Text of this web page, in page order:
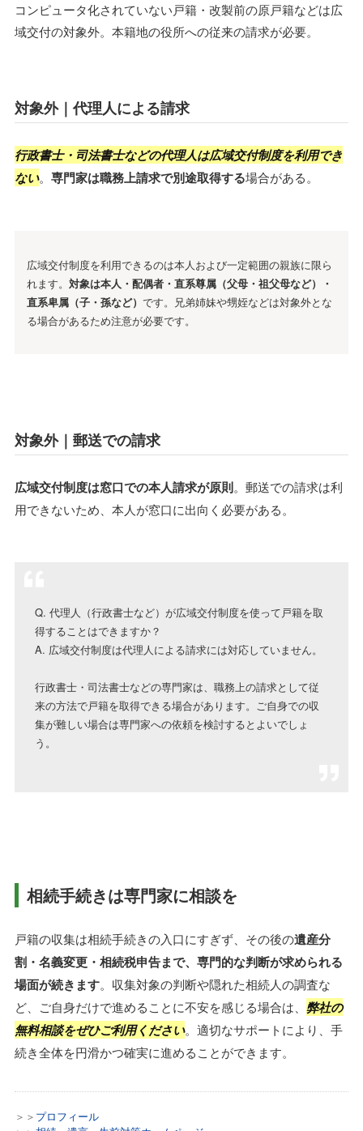
コンピュータ化されていない戸籍・改製前の原戸籍などは広
域交付の対象外。本籍地の役所への従来の請求が必要。
対象外｜代理人による請求
行政書士・司法書士などの代理人は広域交付制度を利用でき
ない。 専門家は職務上請求で別途取得する場合がある。
広域交付制度を利用できるのは本人および一定範囲の親族に限ら
れます。 対象は本人・配偶者・直系尊属（父母・祖父母など）・
直系卑属（子・孫など） です。兄弟姉妹や甥姪などは対象外とな
る場合があるため注意が必要です。
対象外｜郵送での請求
広域交付制度は窓口での本人請求が原則。郵送での請求は利
用できないため、本人が窓口に出向く必要がある。
Q. 代理人（行政書士など）が広域交付制度を使って戸籍を取
得することはできますか？
A. 広域交付制度は代理人による請求には対応していません。
行政書士・司法書士などの専門家は、職務上の請求として従
来の方法で戸籍を取得できる場合があります。ご自身での収
集が難しい場合は専門家への依頼を検討するとよいでしょ
う。
相続手続きは専門家に相談を
戸籍の収集は相続手続きの入口にすぎず、その後の遺産分
割・名義変更・相続税申告まで、専門的な判断が求められる
場面が続きます。収集対象の判断や隠れた相続人の調査な
ど、ご自身だけで進めることに不安を感じる場合は、 弊社の
無料相談をぜひご利用ください。適切なサポートにより、手
続き全体を円滑かつ確実に進めることができます。
＞＞ プロフィール